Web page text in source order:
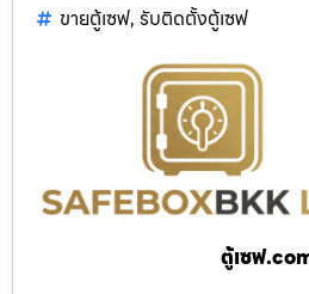
ขายตู้เซฟ, รับติดตั้งตู้เซฟ
ตู้เซฟ